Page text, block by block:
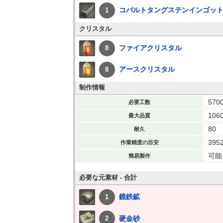
1 コバルトタングステンインゴット
クリスタル
8 ファイアクリスタル
8 アースクリスタル
制作情報
必要工数
最大品質
耐久 80
作業精度の目安 3952
簡易製作 可能
必要な元素材 - 合計
1 鏡鉄鉱
2 硬金砂